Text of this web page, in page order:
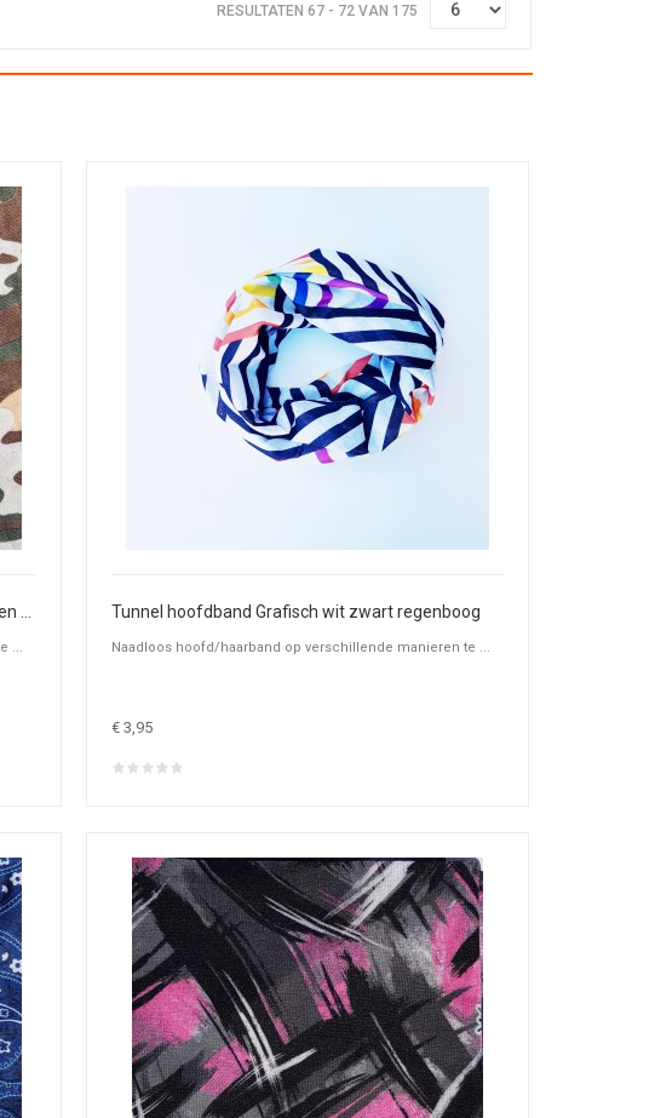
RESULTATEN 67 - 72 VAN 175
Tunnel hoofdband Army camouflage leger groen beige
...
Tunnel hoofdband Grafisch wit zwart regenboog
Naadloos hoofd/haarband op verschillende manieren te ...
€ 3,95